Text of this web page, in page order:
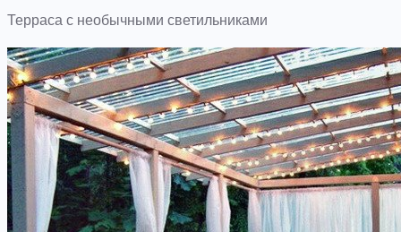
Терраса с необычными светильниками